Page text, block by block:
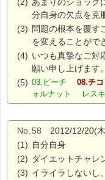
分自身の欠点を克
(3) 問題の根本を覆す
を変えることがで
(4) いつも真摯なご対
願い申し上げます。
(5) 03.ビーチ 08.チ
ォルナット レス
No. 58 2012/12/20(
(1) 自分自身
(2) ダイエットチャレ
(3) イライラしないし